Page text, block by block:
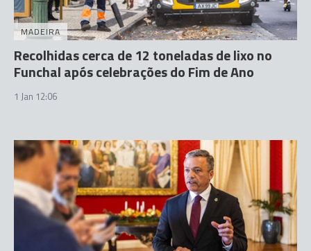
MADEIRA
Recolhidas cerca de 12 toneladas de lixo no
Funchal após celebrações do Fim de Ano
1 Jan 12:06